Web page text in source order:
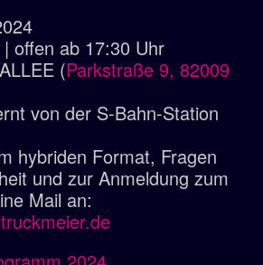
offen ab 17:30 Uhr
(Parkstraße 9, 82009
von der S-Bahn-Station
hybriden Format, Fragen
und zur Anmeldung zum
Mail an: